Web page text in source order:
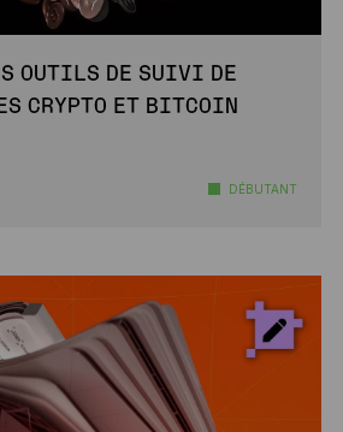
OUTILS DE SUIVI DE
CRYPTO ET BITCOIN
DÉBUTANT